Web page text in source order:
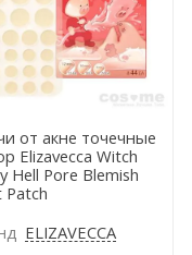
от акне точечные
Elizavecca Witch
Hell Pore Blemish
Patch
ELIZAVECCA